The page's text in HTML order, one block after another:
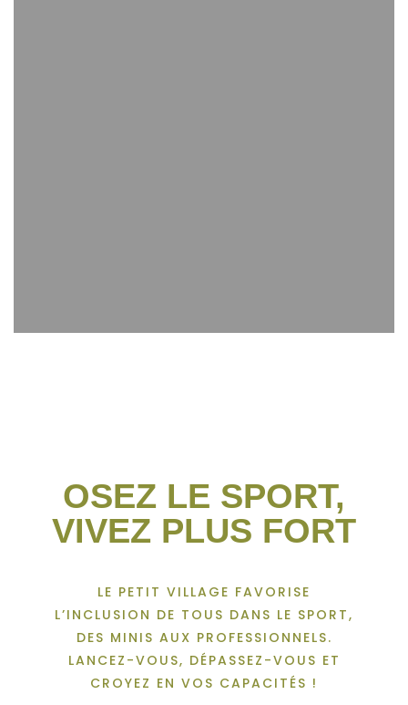
OSEZ LE SPORT,
VIVEZ PLUS FORT
LE PETIT VILLAGE FAVORISE
L’INCLUSION DE TOUS DANS LE SPORT,
DES MINIS AUX PROFESSIONNELS.
LANCEZ-VOUS, DÉPASSEZ-VOUS ET
CROYEZ EN VOS CAPACITÉS !